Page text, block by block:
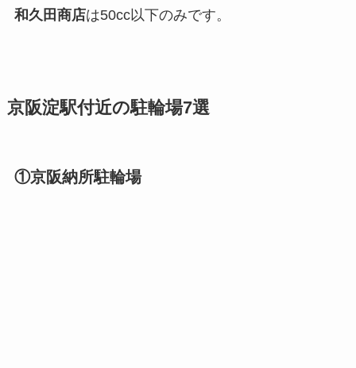
和久田商店は50cc以下のみです。
京阪淀駅付近の駐輪場7選
①京阪納所駐輪場